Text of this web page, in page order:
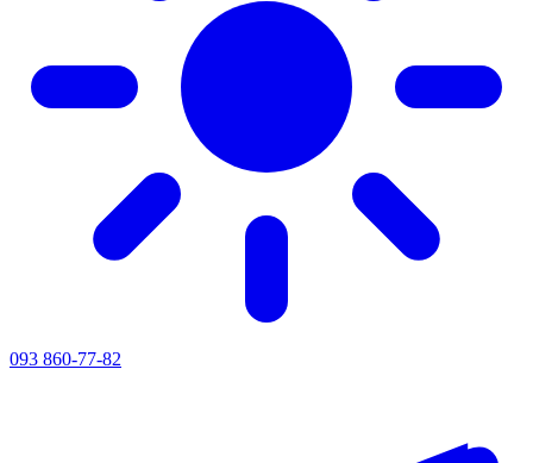
093 860-77-82